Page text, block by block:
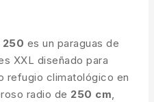
250 es un paraguas de
XXL diseñado para
refugio climatológico en
radio de 250 cm,